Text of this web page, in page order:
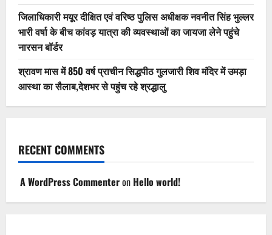
जिलाधिकारी मयूर दीक्षित एवं वरिष्ठ पुलिस अधीक्षक नवनीत सिंह भुल्लर
भारी वर्षा के बीच कांवड़ यात्रा की व्यवस्थाओं का जायजा लेने पहुंचे
नारसन बॉर्डर
श्रावण मास में 850 वर्ष प्राचीन सिद्धपीठ गुलजारी शिव मंदिर में उमड़ा
आस्था का सैलाब,देशभर से पहुंच रहे श्रद्धालु
RECENT COMMENTS
A WordPress Commenteron Hello world!